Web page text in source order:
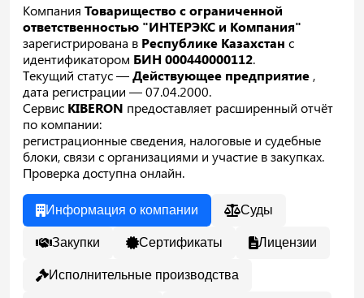
Компания Товарищество с ограниченной
ответственностью "ИНТЕРЭКС и Компания"
зарегистрирована в Республике Казахстан с
идентификатором БИН 000440000112.
Текущий статус —Действующее предприятие ,
дата регистрации — 07.04.2000.
Сервис KIBERON предоставляет расширенный отчёт
по компании:
регистрационные сведения, налоговые и судебные
блоки, связи с организациями и участие в закупках.
Проверка доступна онлайн.
Информация о компании Суды
Закупки Сертификаты Лицензии
Исполнительные производства